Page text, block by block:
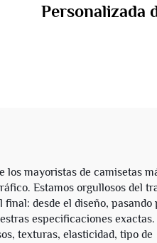
Personalizada
los mayoristas de camisetas
Estamos orgullosos del
desde el diseño, pasando
especificaciones exactas.
texturas, elasticidad, tipo de